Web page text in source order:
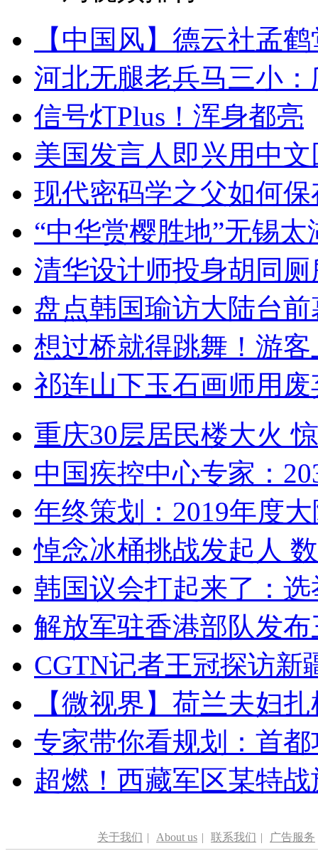
【中国风】德云社孟
河北无腿老兵马三小
信号灯Plus！浑身都亮
美国发言人即兴用中
现代密码学之父如何
“中华赏樱胜地”无锡
清华设计师投身胡同
盘点韩国瑜访大陆台
想过桥就得跳舞！游客
祁连山下玉石画师用
重庆30层居民楼大火
中国疾控中心专家：
年终策划：2019年度
悼念冰桶挑战发起人
韩国议会打起来了：
解放军驻香港部队发
CGTN记者王冠探访新
【微视界】荷兰夫妇
专家带你看规划：首
超燃！西藏军区某特
关于我们 | About us | 联系我们 | 广告服务